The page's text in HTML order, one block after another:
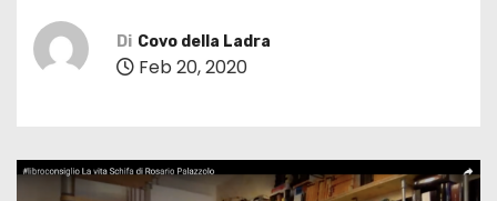
Di Covo della Ladra
Feb 20, 2020